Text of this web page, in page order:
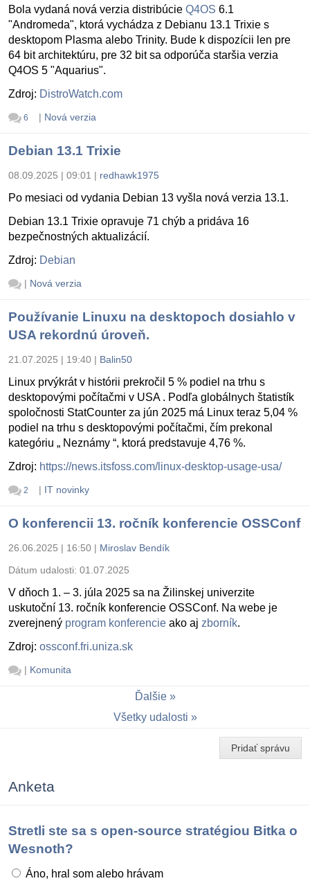
Bola vydaná nová verzia distribúcie Q4OS 6.1
"Andromeda", ktorá vychádza z Debianu 13.1 Trixie s
desktopom Plasma alebo Trinity. Bude k dispozícii len pre
64 bit architektúru, pre 32 bit sa odporúča staršia verzia
Q4OS 5 "Aquarius".
Zdroj: DistroWatch.com
6 | Nová verzia
Debian 13.1 Trixie
08.09.2025 | 09:01 | redhawk1975
Po mesiaci od vydania Debian 13 vyšla nová verzia 13.1.
Debian 13.1 Trixie opravuje 71 chýb a pridáva 16
bezpečnostných aktualizácií.
Zdroj: Debian
| Nová verzia
Používanie Linuxu na desktopoch dosiahlo v
USA rekordnú úroveň.
21.07.2025 | 19:40 | Balin50
Linux prvýkrát v histórii prekročil 5 % podiel na trhu s
desktopovými počítačmi v USA . Podľa globálnych štatistík
spoločnosti StatCounter za jún 2025 má Linux teraz 5,04 %
podiel na trhu s desktopovými počítačmi, čím prekonal
kategóriu „ Neznámy “, ktorá predstavuje 4,76 %.
Zdroj: https://news.itsfoss.com/linux-desktop-usage-usa/
2 | IT novinky
O konferencii 13. ročník konferencie OSSConf
26.06.2025 | 16:50 | Miroslav Bendík
Dátum udalosti: 01.07.2025
V dňoch 1. – 3. júla 2025 sa na Žilinskej univerzite
uskutoční 13. ročník konferencie OSSConf. Na webe je
zverejnený program konferencie ako aj zborník.
Zdroj: ossconf.fri.uniza.sk
| Komunita
Ďalšie
Všetky udalosti
Pridať správu
Anketa
Stretli ste sa s open-source stratégiou Bitka o
Wesnoth?
Áno, hral som alebo hrávam